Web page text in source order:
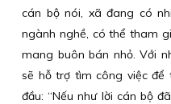
cán bộ nói, xã đang có
ngành nghề, có thể tham
mang buôn bán nhỏ. Với
sẽ hỗ trợ tìm công việc để
đầu: “Nếu như lời cán bộ